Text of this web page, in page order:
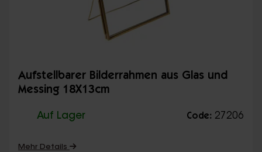
Aufstellbarer Bilderrahmen aus Glas und
Messing 18X13cm
Auf Lager Code: 27206
Mehr Details